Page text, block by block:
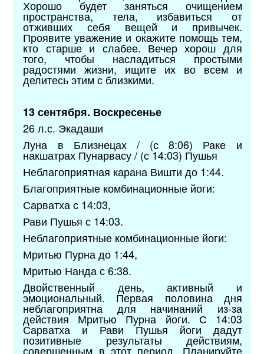
Хорошо будет заняться очищением
пространства, тела, избавиться от
отживших себя вещей и привычек.
Проявите уважение и окажите помощь тем,
кто старше и слабее. Вечер хорош для
того, чтобы насладиться простыми
радостями жизни, ищите их во всем и
делитесь этим с близкими.
13 сентября. Воскресенье
26 л.с. Экадаши
Луна в Близнецах / (с 8:06) Раке и
накшатрах Пунарвасу / (с 14:03) Пушья
Неблагоприятная карана Вишти до 1:44.
Благоприятные комбинационные йоги:
Сарватха с 14:03,
Рави Пушья с 14:03.
Неблагоприятные комбинационные йоги:
Мритью Пурна до 1:44,
Мритью Нанда с 6:38.
Двойственный день, активный и
эмоциональный. Первая половина дня
неблагоприятна для начинаний из-за
действия Мритью Пурна йоги. С 14:03
Сарватха и Рави Пушья йоги дадут
позитивные результаты действиям,
совершенным в этот период. Планируйте